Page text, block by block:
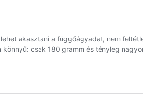
akasztani a függőágyadat, nem
csak 180 gramm és tényleg